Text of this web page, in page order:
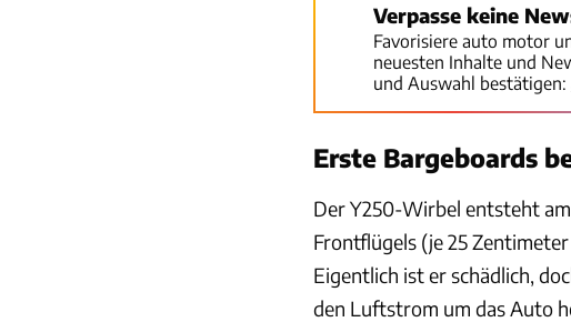
Verpasse keine
Favorisiere auto motor
neuesten Inhalte und
und Auswahl bestätigen:
Erste Bargeboards
Der Y250-Wirbel entsteht
Frontflügels (je 25
Eigentlich ist er schädlich,
den Luftstrom um das Auto